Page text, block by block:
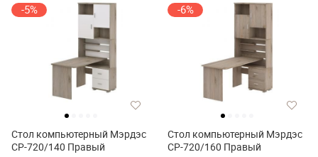
-5%
Стол компьютерный Мэрдэс
СР-720/140 Правый
-6%
Стол компьютерный Мэрдэс
СР-720/160 Правый